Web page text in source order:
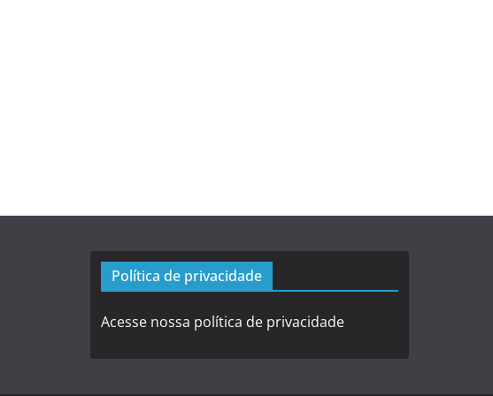
Política de privacidade
Acesse nossa política de privacidade